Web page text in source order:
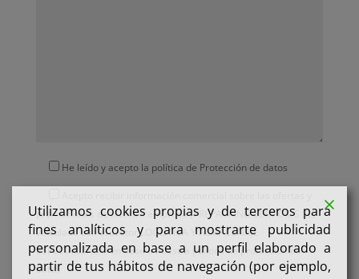
He leído y acepto la política de Protección de datos
promociones de nuestra empresa (PREPACKING SERVICIOS SL)
vinculada con el sector LOGISTICA Y ALMACENAJE
ESPECIALIZADO en base a nuestra
política de protección de
datos
Utilizamos cookies propias y de terceros para
fines analíticos y para mostrarte publicidad
personalizada en base a un perfil elaborado a
partir de tus hábitos de navegación (por ejemplo,